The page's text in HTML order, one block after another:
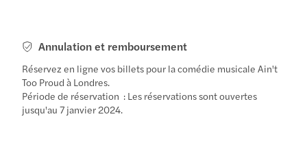
Annulation et remboursement
Réservez en ligne vos billets pour la comédie musicale Ain't
Too Proud à Londres.
Période de réservation : Les réservations sont ouvertes
jusqu'au 7 janvier 2024.